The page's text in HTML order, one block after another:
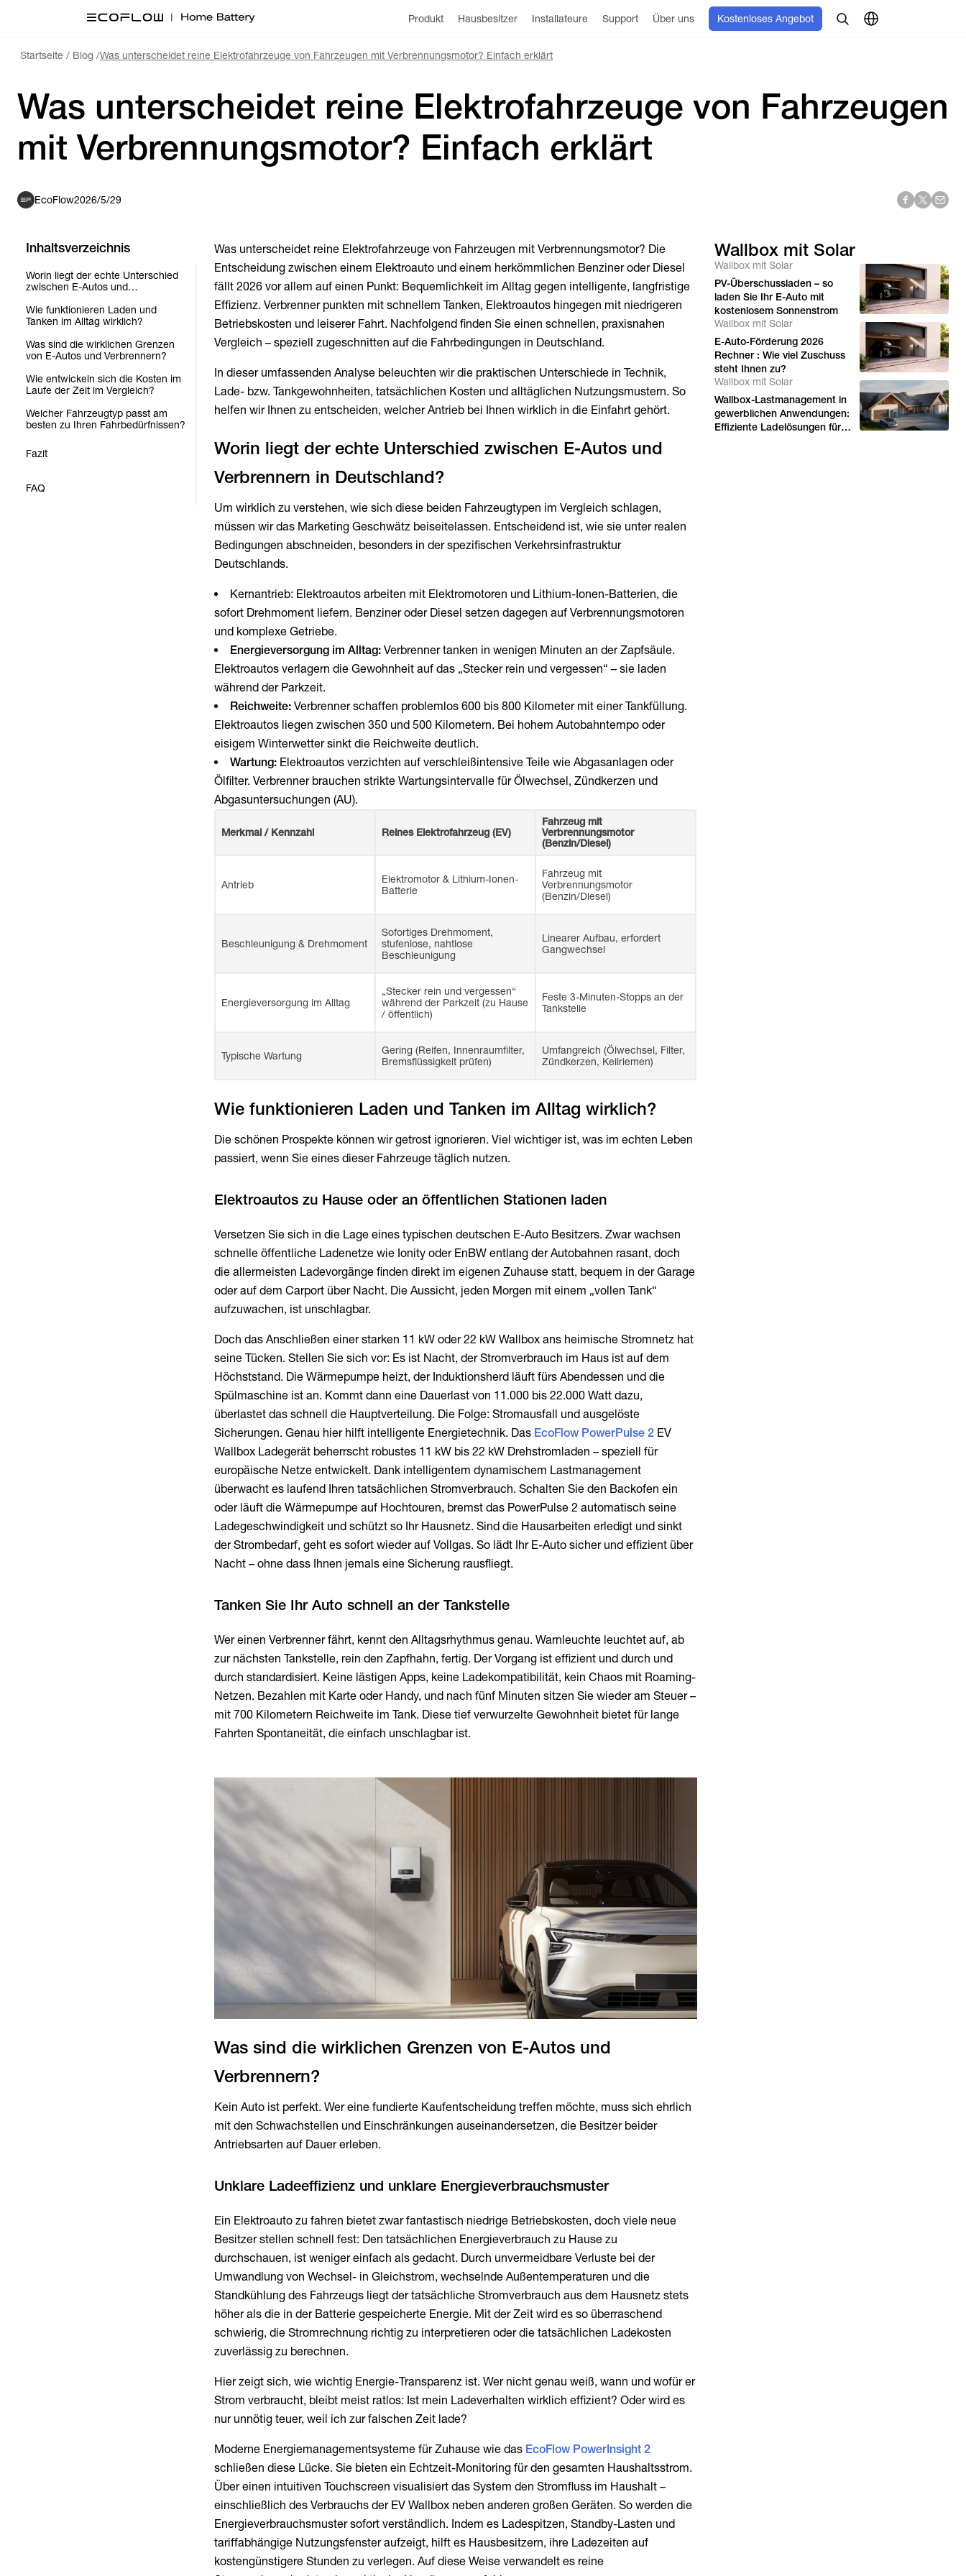
Produkt Hausbesitzer Installateure Support Über uns Kostenloses Angebot
Startseite / Blog /Was unterscheidet reine Elektrofahrzeuge von Fahrzeugen mit Verbrennungsmotor? Einfach erklärt
Was unterscheidet reine Elektrofahrzeuge von Fahrzeugen
mit Verbrennungsmotor? Einfach erklärt
EcoFlow2026/5/29
Inhaltsverzeichnis
Worin liegt der echte Unterschied
zwischen E-Autos und
Wie funktionieren Laden und
Tanken im Alltag wirklich?
Was sind die wirklichen Grenzen
von E-Autos und Verbrennern?
Wie entwickeln sich die Kosten im
Laufe der Zeit im Vergleich?
Welcher Fahrzeugtyp passt am
besten zu Ihren Fahrbedürfnissen?
Fazit
FAQ
Was unterscheidet reine Elektrofahrzeuge von Fahrzeugen mit Verbrennungsmotor? Die
Entscheidung zwischen einem Elektroauto und einem herkömmlichen Benziner oder Diesel
fällt 2026 vor allem auf einen Punkt: Bequemlichkeit im Alltag gegen intelligente, langfristige
Effizienz. Verbrenner punkten mit schnellem Tanken, Elektroautos hingegen mit niedrigeren
Betriebskosten und leiserer Fahrt. Nachfolgend finden Sie einen schnellen, praxisnahen
Vergleich – speziell zugeschnitten auf die Fahrbedingungen in Deutschland.
In dieser umfassenden Analyse beleuchten wir die praktischen Unterschiede in Technik,
Lade- bzw. Tankgewohnheiten, tatsächlichen Kosten und alltäglichen Nutzungsmustern. So
helfen wir Ihnen zu entscheiden, welcher Antrieb bei Ihnen wirklich in die Einfahrt gehört.
Worin liegt der echte Unterschied zwischen E-Autos und
Um wirklich zu verstehen, wie sich diese beiden Fahrzeugtypen im Vergleich schlagen,
müssen wir das Marketing Geschwätz beiseitelassen. Entscheidend ist, wie sie unter realen
Bedingungen abschneiden, besonders in der spezifischen Verkehrsinfrastruktur
Deutschlands.
Kernantrieb: Elektroautos arbeiten mit Elektromotoren und Lithium-Ionen-Batterien, die
sofort Drehmoment liefern. Benziner oder Diesel setzen dagegen auf Verbrennungsmotoren
und komplexe Getriebe.
Energieversorgung im Alltag:Verbrenner tanken in wenigen Minuten an der Zapfsäule.
Elektroautos verlagern die Gewohnheit auf das „Stecker rein und vergessen“ – sie laden
während der Parkzeit.
Reichweite: Verbrenner schaffen problemlos 600 bis 800 Kilometer mit einer Tankfüllung.
Elektroautos liegen zwischen 350 und 500 Kilometern. Bei hohem Autobahntempo oder
eisigem Winterwetter sinkt die Reichweite deutlich.
Wartung: Elektroautos verzichten auf verschleißintensive Teile wie Abgasanlagen oder
Ölfilter. Verbrenner brauchen strikte Wartungsintervalle für Ölwechsel, Zündkerzen und
Abgasuntersuchungen (AU).
Merkmal / Kennzahl Reines Elektrofahrzeug (EV)
Fahrzeug mit
Verbrennungsmotor
(Benzin/Diesel)
Antrieb
Elektromotor & Lithium-Ionen-
Batterie
Fahrzeug mit
Verbrennungsmotor
(Benzin/Diesel)
Beschleunigung & Drehmoment
Sofortiges Drehmoment,
stufenlose, nahtlose
Beschleunigung
Linearer Aufbau, erfordert
Gangwechsel
Energieversorgung im Alltag
„Stecker rein und vergessen“
während der Parkzeit (zu Hause
/ öffentlich)
Feste 3-Minuten-Stopps an der
Tankstelle
Typische Wartung
Gering (Reifen, Innenraumfilter,
Bremsflüssigkeit prüfen)
Umfangreich (Ölwechsel, Filter,
Zündkerzen, Keilriemen)
Wie funktionieren Laden und Tanken im Alltag wirklich?
Die schönen Prospekte können wir getrost ignorieren. Viel wichtiger ist, was im echten Leben
passiert, wenn Sie eines dieser Fahrzeuge täglich nutzen.
Versetzen Sie sich in die Lage eines typischen deutschen E-Auto Besitzers. Zwar wachsen
schnelle öffentliche Ladenetze wie Ionity oder EnBW entlang der Autobahnen rasant, doch
die allermeisten Ladevorgänge finden direkt im eigenen Zuhause statt, bequem in der Garage
oder auf dem Carport über Nacht. Die Aussicht, jeden Morgen mit einem „vollen Tank“
aufzuwachen, ist unschlagbar.
Doch das Anschließen einer starken 11 kW oder 22 kW Wallbox ans heimische Stromnetz hat
seine Tücken. Stellen Sie sich vor: Es ist Nacht, der Stromverbrauch im Haus ist auf dem
Höchststand. Die Wärmepumpe heizt, der Induktionsherd läuft fürs Abendessen und die
Spülmaschine ist an. Kommt dann eine Dauerlast von 11.000 bis 22.000 Watt dazu,
überlastet das schnell die Hauptverteilung. Die Folge: Stromausfall und ausgelöste
Sicherungen. Genau hier hilft intelligente Energietechnik. Das EcoFlow PowerPulse 2 EV
Wallbox Ladegerät beherrscht robustes 11 kW bis 22 kW Drehstromladen – speziell für
europäische Netze entwickelt. Dank intelligentem dynamischem Lastmanagement
überwacht es laufend Ihren tatsächlichen Stromverbrauch. Schalten Sie den Backofen ein
oder läuft die Wärmepumpe auf Hochtouren, bremst das PowerPulse 2 automatisch seine
Ladegeschwindigkeit und schützt so Ihr Hausnetz. Sind die Hausarbeiten erledigt und sinkt
der Strombedarf, geht es sofort wieder auf Vollgas. So lädt Ihr E-Auto sicher und effizient über
Nacht – ohne dass Ihnen jemals eine Sicherung rausfliegt.
Tanken Sie Ihr Auto schnell an der Tankstelle
Wer einen Verbrenner fährt, kennt den Alltagsrhythmus genau. Warnleuchte leuchtet auf, ab
zur nächsten Tankstelle, rein den Zapfhahn, fertig. Der Vorgang ist effizient und durch und
durch standardisiert. Keine lästigen Apps, keine Ladekompatibilität, kein Chaos mit Roaming-
Netzen. Bezahlen mit Karte oder Handy, und nach fünf Minuten sitzen Sie wieder am Steuer –
mit 700 Kilometern Reichweite im Tank. Diese tief verwurzelte Gewohnheit bietet für lange
Fahrten Spontaneität, die einfach unschlagbar ist.
Was sind die wirklichen Grenzen von E-Autos und
Kein Auto ist perfekt. Wer eine fundierte Kaufentscheidung treffen möchte, muss sich ehrlich
mit den Schwachstellen und Einschränkungen auseinandersetzen, die Besitzer beider
Antriebsarten auf Dauer erleben.
Unklare Ladeeffizienz und unklare Energieverbrauchsmuster
Ein Elektroauto zu fahren bietet zwar fantastisch niedrige Betriebskosten, doch viele neue
Besitzer stellen schnell fest: Den tatsächlichen Energieverbrauch zu Hause zu
durchschauen, ist weniger einfach als gedacht. Durch unvermeidbare Verluste bei der
Umwandlung von Wechsel- in Gleichstrom, wechselnde Außentemperaturen und die
Standkühlung des Fahrzeugs liegt der tatsächliche Stromverbrauch aus dem Hausnetz stets
höher als die in der Batterie gespeicherte Energie. Mit der Zeit wird es so überraschend
schwierig, die Stromrechnung richtig zu interpretieren oder die tatsächlichen Ladekosten
zuverlässig zu berechnen.
Hier zeigt sich, wie wichtig Energie-Transparenz ist. Wer nicht genau weiß, wann und wofür er
Strom verbraucht, bleibt meist ratlos: Ist mein Ladeverhalten wirklich effizient? Oder wird es
nur unnötig teuer, weil ich zur falschen Zeit lade?
Moderne Energiemanagementsysteme für Zuhause wie das EcoFlow PowerInsight 2
schließen diese Lücke. Sie bieten ein Echtzeit-Monitoring für den gesamten Haushaltsstrom.
Über einen intuitiven Touchscreen visualisiert das System den Stromfluss im Haushalt –
einschließlich des Verbrauchs der EV Wallbox neben anderen großen Geräten. So werden die
Energieverbrauchsmuster sofort verständlich. Indem es Ladespitzen, Standby-Lasten und
tariffabhängige Nutzungsfenster aufzeigt, hilft es Hausbesitzern, ihre Ladezeiten auf
kostengünstigere Stunden zu verlegen. Auf diese Weise verwandelt es reine
Wallbox mit Solar
Wallbox mit Solar
PV-Überschussladen – so
laden Sie Ihr E-Auto mit
kostenlosem Sonnenstrom
Wallbox mit Solar
E‑Auto‑Förderung 2026
Rechner : Wie viel Zuschuss
steht Ihnen zu?
Wallbox mit Solar
Wallbox-Lastmanagement in
gewerblichen Anwendungen:
Effiziente Ladelösungen für